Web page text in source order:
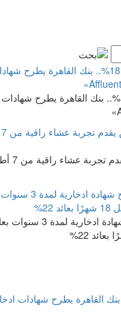
بعائد يصل إلى 18.5%.. بنك القاهرة
بنك